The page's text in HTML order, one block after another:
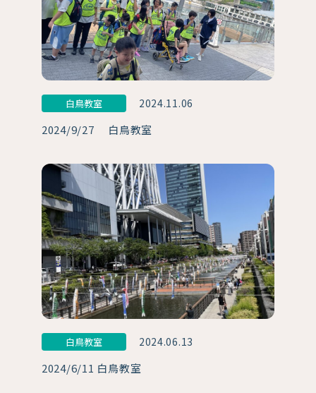
白鳥教室 2024.11.06
2024/9/27 白鳥教室
白鳥教室 2024.06.13
2024/6/11 白鳥教室